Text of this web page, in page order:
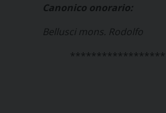
Canonico onorario:
Bellusci mons. Rodolfo